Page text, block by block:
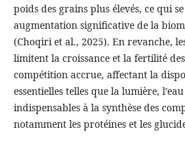
poids des grains plus élevés, ce qui
augmentation significative de la
(Choqiri et al., 2025). En revanche,
limitent la croissance et la fertilité
compétition accrue, affectant la
essentielles telles que la lumière,
indispensables à la synthèse des
notamment les protéines et les